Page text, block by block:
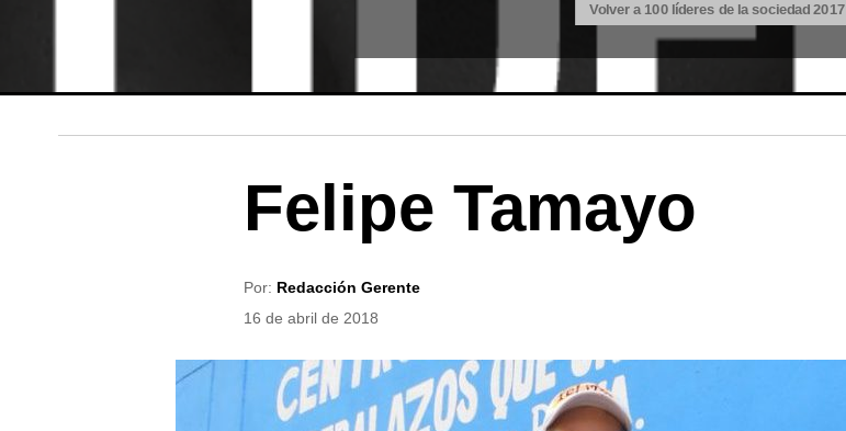
Volver a 100 líderes de la sociedad 2017
Felipe Tamayo
Por: Redacción Gerente
16 de abril de 2018